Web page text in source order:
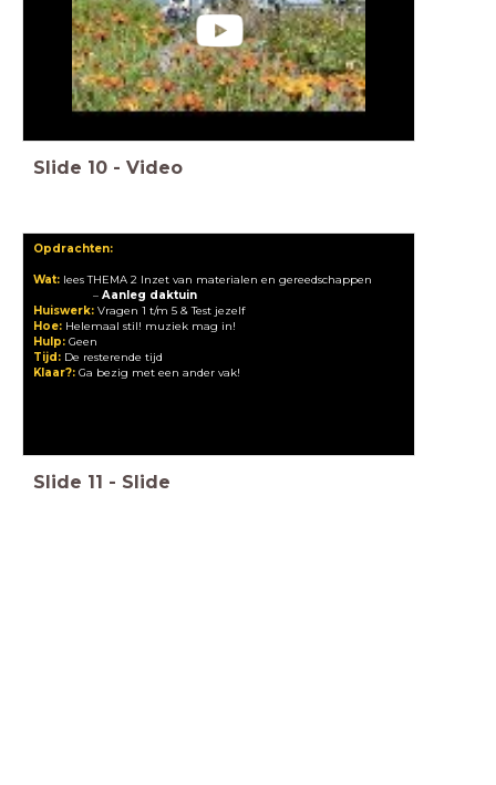
Slide 10 - Video
Opdrachten:
Wat: lees THEMA 2 Inzet van materialen en gereedschappen
–Aanleg daktuin
Huiswerk: Vragen 1 t/m 5 & Test jezelf
Hoe: Helemaal stil! muziek mag in!
Hulp:Geen
Tijd: De resterende tijd
Klaar?:Ga bezig met een ander vak!
Slide 11 - Slide